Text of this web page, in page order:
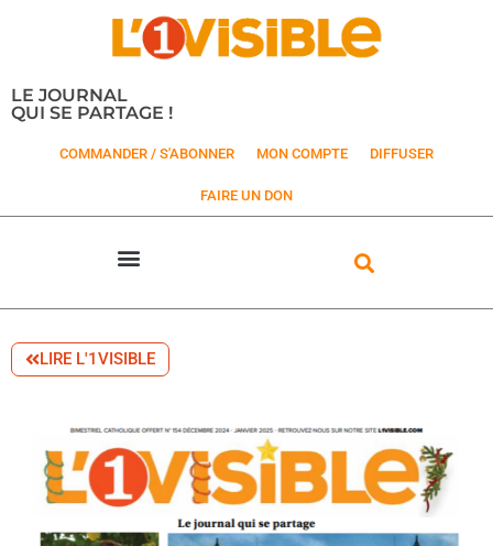
LE JOURNAL
QUI SE PARTAGE !
COMMANDER / S'ABONNER MON COMPTE DIFFUSER
FAIRE UN DON
LIRE L'1VISIBLE